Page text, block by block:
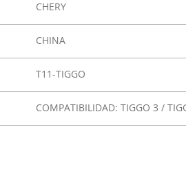
CHERY
CHINA
T11-TIGGO
COMPATIBILIDAD: TIGGO 3 /